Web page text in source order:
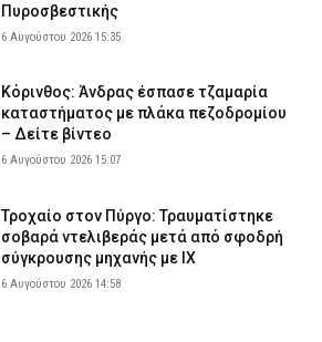
Πυροσβεστικής
6 Αυγούστου 2026 15:35
Κόρινθος: Άνδρας έσπασε τζαμαρία
καταστήματος με πλάκα πεζοδρομίου
– Δείτε βίντεο
6 Αυγούστου 2026 15:07
Τροχαίο στον Πύργο: Τραυματίστηκε
σοβαρά ντελιβεράς μετά από σφοδρή
σύγκρουσης μηχανής με ΙΧ
6 Αυγούστου 2026 14:58